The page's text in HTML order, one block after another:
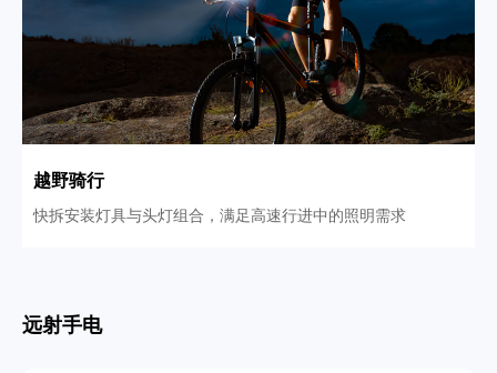
越野骑行
快拆安装灯具与头灯组合，满足高速行进中的照明需求
远射手电